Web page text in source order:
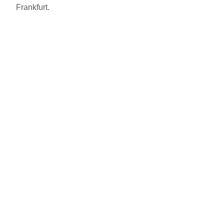
Frankfurt.